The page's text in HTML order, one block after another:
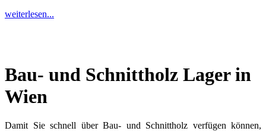
weiterlesen...
Bau- und Schnittholz Lager in
Wien
Damit Sie schnell über Bau- und Schnittholz verfügen können,